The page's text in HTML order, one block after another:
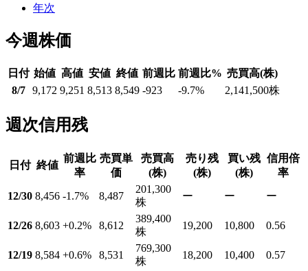
年次
今週株価
日付 始値 高値 安値 終値 前週比 前週比% 売買高(株)
8/7 9,172 9,251 8,513 8,549 -923 -9.7% 2,141,500株
週次信用残
日付 終値
前週比
率
売買単
価
売買高
(株)
売り残
(株)
買い残
(株)
信用倍
率
12/30 8,456 -1.7% 8,487
201,300
株
ー ー ー
12/26 8,603 +0.2% 8,612
389,400
株
19,200 10,800 0.56
12/19 8,584 +0.6% 8,531
769,300
株
18,200 10,400 0.57